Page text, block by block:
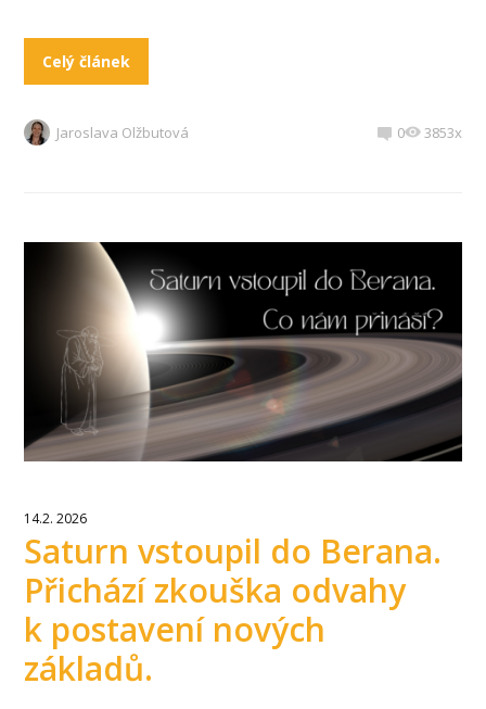
Celý článek
Jaroslava Olžbutová 0 3853x
14.2. 2026
Saturn vstoupil do Berana.
Přichází zkouška odvahy
k postavení nových
základů.